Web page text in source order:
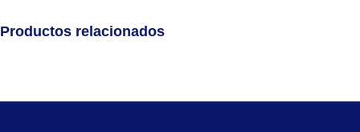
Productos relacionados